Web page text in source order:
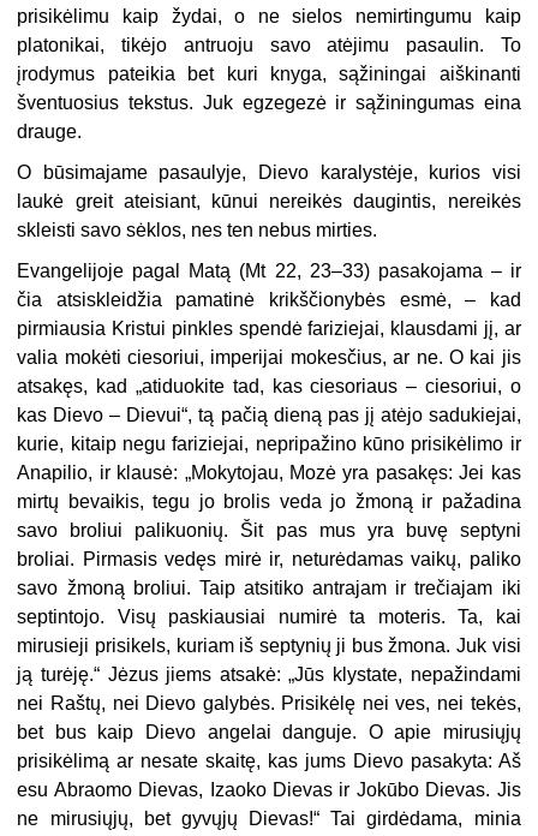
prisikėlimu kaip žydai, o ne sielos nemirtingumu kaip
platonikai, tikėjo antruoju savo atėjimu pasaulin. To
įrodymus pateikia bet kuri knyga, sąžiningai aiškinanti
šventuosius tekstus. Juk egzegezė ir sąžiningumas eina
drauge.
O būsimajame pasaulyje, Dievo karalystėje, kurios visi
laukė greit ateisiant, kūnui nereikės daugintis, nereikės
skleisti savo sėklos, nes ten nebus mirties.
Evangelijoje pagal Matą (Mt 22, 23–33) pasakojama – ir
čia atsiskleidžia pamatinė krikščionybės esmė, – kad
pirmiausia Kristui pinkles spendė fariziejai, klausdami jį, ar
valia mokėti ciesoriui, imperijai mokesčius, ar ne. O kai jis
atsakęs, kad „atiduokite tad, kas ciesoriaus – ciesoriui, o
kas Dievo – Dievui“, tą pačią dieną pas jį atėjo sadukiejai,
kurie, kitaip negu fariziejai, nepripažino kūno prisikėlimo ir
Anapilio, ir klausė: „Mokytojau, Mozė yra pasakęs: Jei kas
mirtų bevaikis, tegu jo brolis veda jo žmoną ir pažadina
savo broliui palikuonių. Šit pas mus yra buvę septyni
broliai. Pirmasis vedęs mirė ir, neturėdamas vaikų, paliko
savo žmoną broliui. Taip atsitiko antrajam ir trečiajam iki
septintojo. Visų paskiausiai numirė ta moteris. Ta, kai
mirusieji prisikels, kuriam iš septynių ji bus žmona. Juk visi
ją turėję.“ Jėzus jiems atsakė: „Jūs klystate, nepažindami
nei Raštų, nei Dievo galybės. Prisikėlę nei ves, nei tekės,
bet bus kaip Dievo angelai danguje. O apie mirusiųjų
prisikėlimą ar nesate skaitę, kas jums Dievo pasakyta: Aš
esu Abraomo Dievas, Izaoko Dievas ir Jokūbo Dievas. Jis
ne mirusiųjų, bet gyvųjų Dievas!“ Tai girdėdama, minia